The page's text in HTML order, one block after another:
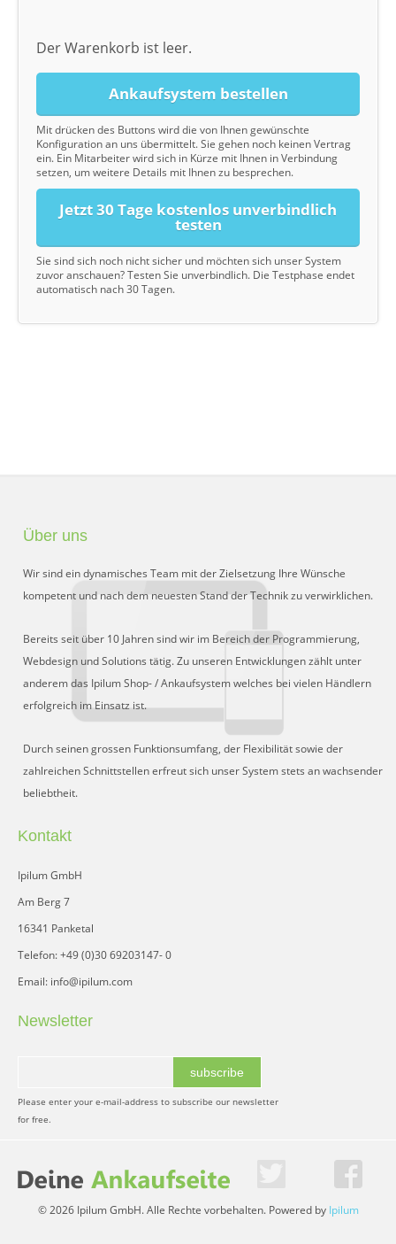
Der Warenkorb ist leer.
Ankaufsystem bestellen
Mit drücken des Buttons wird die von Ihnen gewünschte
Konfiguration an uns übermittelt. Sie gehen noch keinen Vertrag
ein. Ein Mitarbeiter wird sich in Kürze mit Ihnen in Verbindung
setzen, um weitere Details mit Ihnen zu besprechen.
Jetzt 30 Tage kostenlos unverbindlich
testen
Sie sind sich noch nicht sicher und möchten sich unser System
zuvor anschauen? Testen Sie unverbindlich. Die Testphase endet
automatisch nach 30 Tagen.
Über uns
Wir sind ein dynamisches Team mit der Zielsetzung Ihre Wünsche
kompetent und nach dem neuesten Stand der Technik zu verwirklichen.
Bereits seit über 10 Jahren sind wir im Bereich der Programmierung,
Webdesign und Solutions tätig. Zu unseren Entwicklungen zählt unter
anderem das Ipilum Shop- / Ankaufsystem welches bei vielen Händlern
erfolgreich im Einsatz ist.
Durch seinen grossen Funktionsumfang, der Flexibilität sowie der
zahlreichen Schnittstellen erfreut sich unser System stets an wachsender
beliebtheit.
Kontakt
Ipilum GmbH
Am Berg 7
16341 Panketal
Telefon: +49 (0)30 69203147- 0
Email: info@ipilum.com
Newsletter
subscribe
Please enter your e-mail-address to subscribe our newsletter
for free.
© 2026 Ipilum GmbH. Alle Rechte vorbehalten. Powered by Ipilum